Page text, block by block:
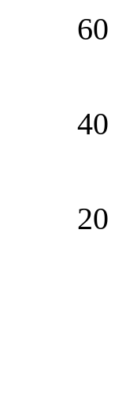
20
40
60